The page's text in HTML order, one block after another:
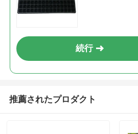
続行
推薦されたプロダクト